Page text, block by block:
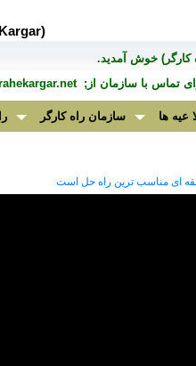
کارگر) خوش آمديد.
تماس با سازمان از;
عیه ها سازمان راه کارگر
ای مناسب ترین راه حل است